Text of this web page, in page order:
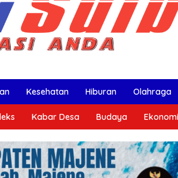
Kesehatan Hiburan Olahraga
Kabar Desa Budaya Ekonomi